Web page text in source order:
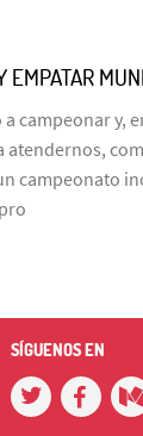
EMPATAR
a campeonar y,
atendernos,
campeonato
SÍGUENOS EN